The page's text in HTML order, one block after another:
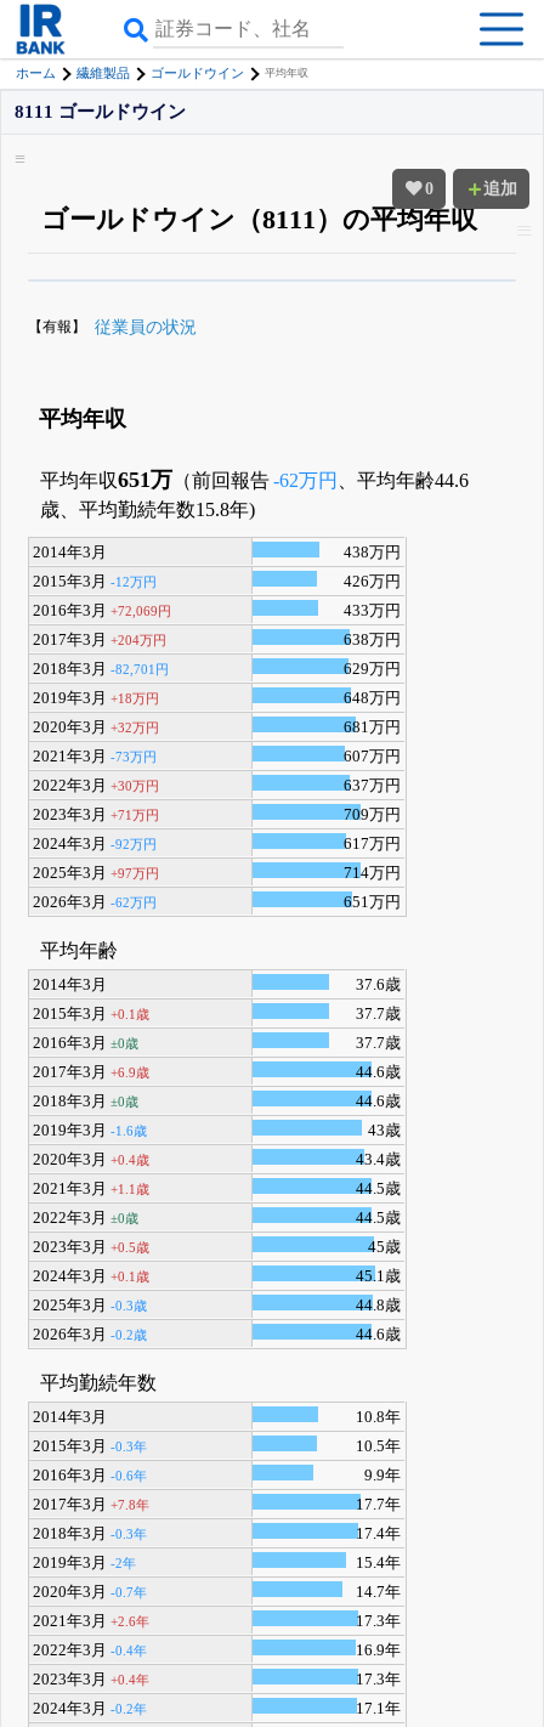
ホーム 繊維製品 ゴールドウイン 平均年収
0 追加
8111 ゴールドウイン
ゴールドウイン（8111）の平均年収
く追える
無料でβ版をはじめる
【有報】 従業員の状況
平均年収
平均年収651万 （前回報告-62万円
、平均年齢44.6
歳、平均勤続年数15.8年)
2014年3月
438万円
2015年3月-12万円
426万円
2016年3月+72,069円
433万円
2017年3月+204万円
638万円
2018年3月-82,701円
629万円
2019年3月+18万円
648万円
2020年3月+32万円
681万円
2021年3月-73万円
607万円
2022年3月+30万円
637万円
2023年3月+71万円
709万円
2024年3月-92万円
617万円
2025年3月+97万円
714万円
2026年3月-62万円 651万円
平均年齢
2014年3月
37.6歳
2015年3月+0.1歳
37.7歳
2016年3月±0歳
37.7歳
2017年3月+6.9歳
44.6歳
2018年3月±0歳
44.6歳
2019年3月-1.6歳
43歳
2020年3月+0.4歳
43.4歳
2021年3月+1.1歳
44.5歳
2022年3月±0歳
44.5歳
2023年3月+0.5歳
45歳
2024年3月+0.1歳
45.1歳
2025年3月-0.3歳
44.8歳
2026年3月-0.2歳 44.6歳
平均勤続年数
2014年3月
10.8年
2015年3月-0.3年
10.5年
2016年3月-0.6年
9.9年
2017年3月+7.8年
17.7年
2018年3月-0.3年
17.4年
2019年3月-2年
15.4年
2020年3月-0.7年
14.7年
2021年3月+2.6年
17.3年
2022年3月-0.4年
16.9年
2023年3月+0.4年
17.3年
2024年3月-0.2年
17.1年